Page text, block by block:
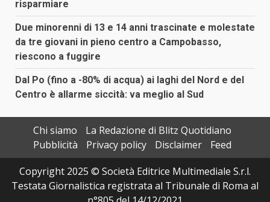
risparmiare
Due minorenni di 13 e 14 anni trascinate e molestate
da tre giovani in pieno centro a Campobasso,
riescono a fuggire
Dal Po (fino a -80% di acqua) ai laghi del Nord e del
Centro è allarme siccità: va meglio al Sud
Chi siamo
La Redazione di Blitz Quotidiano
Pubblicità
Privacy policy Disclaimer
Feed
Copyright 2025 © Società Editrice Multimediale S.r.l.
Testata Giornalistica registrata al Tribunale di Roma al